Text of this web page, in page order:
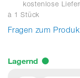
kostenlose
à 1 Stück
Fragen zum
Lagernd